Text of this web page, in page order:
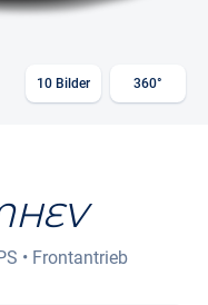
10 Bilder 360°
• Frontantrieb